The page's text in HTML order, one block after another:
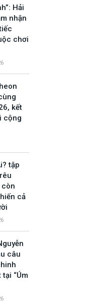
Hải
nhận
chơi
kết
cộng
tập
còn
cả
câu
“Úm